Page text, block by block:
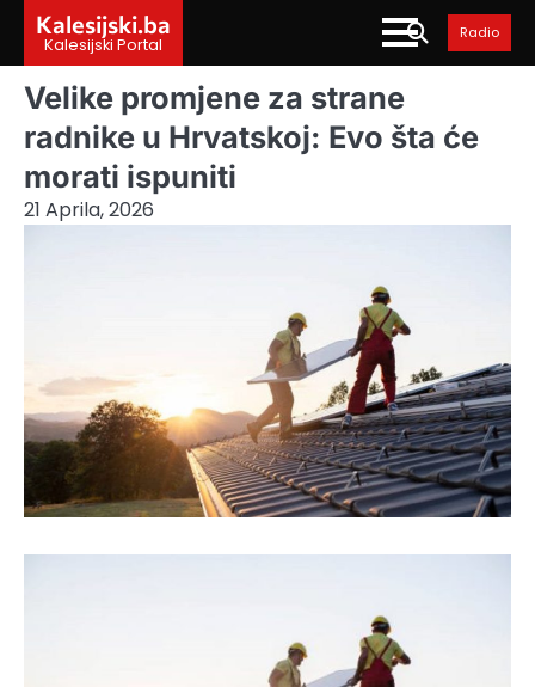
content
Kalesijski.ba
Kalesijski Portal
Radio
Velike promjene za strane
radnike u Hrvatskoj: Evo šta će
morati ispuniti
21 Aprila, 2026